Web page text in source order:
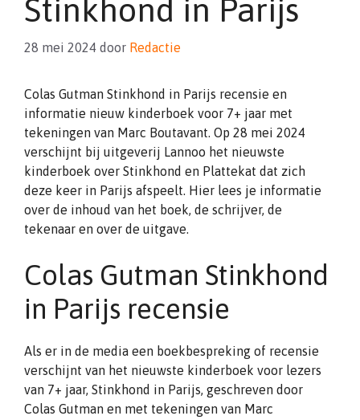
Stinkhond in Parijs
28 mei 2024 door Redactie
Colas Gutman Stinkhond in Parijs recensie en
informatie nieuw kinderboek voor 7+ jaar met
tekeningen van Marc Boutavant. Op 28 mei 2024
verschijnt bij uitgeverij Lannoo het nieuwste
kinderboek over Stinkhond en Plattekat dat zich
deze keer in Parijs afspeelt. Hier lees je informatie
over de inhoud van het boek, de schrijver, de
tekenaar en over de uitgave.
Colas Gutman Stinkhond
in Parijs recensie
Als er in de media een boekbespreking of recensie
verschijnt van het nieuwste kinderboek voor lezers
van 7+ jaar, Stinkhond in Parijs, geschreven door
Colas Gutman en met tekeningen van Marc